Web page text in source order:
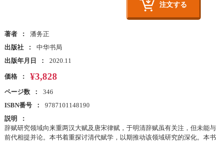
注文する
著者
潘务正
出版社
中华书局
出版年月日
2020.11
価格 ¥3,828
ページ数
346
ISBN番号
9787101148190
説明
辞赋研究领域向来重两汉大赋及唐宋律赋，于明清辞赋虽有关注，但未能与
前代相提并论。本书着重探讨清代赋学，以期推动该领域研究的深化。本书